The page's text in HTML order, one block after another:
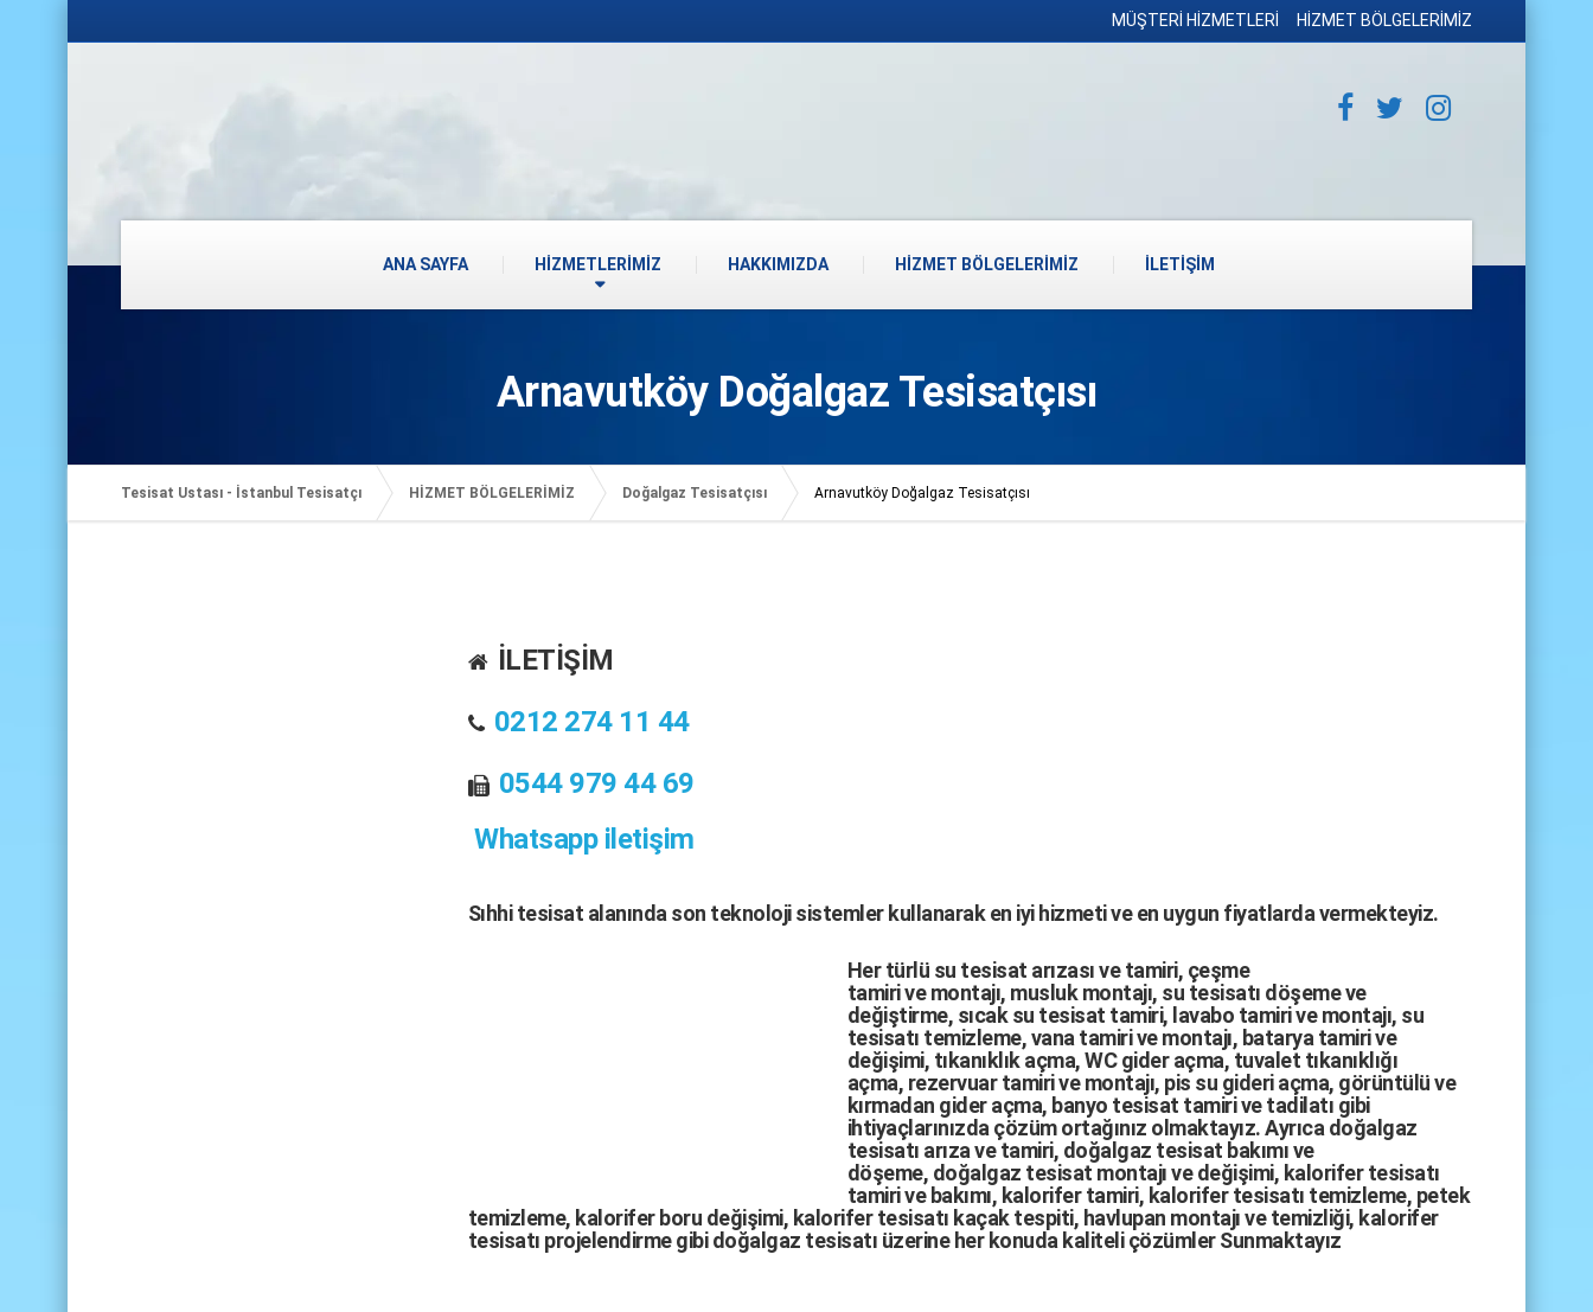
MÜŞTERİ HİZMETLERİ HİZMET BÖLGELERİMİZ
ANA SAYFA HİZMETLERİMİZ HAKKIMIZDA HİZMET BÖLGELERİMİZ İLETİŞİM
Arnavutköy Doğalgaz Tesisatçısı
Tesisat Ustası - İstanbul Tesisatçı HİZMET BÖLGELERİMİZ Doğalgaz Tesisatçısı Arnavutköy Doğalgaz Tesisatçısı
İLETİŞİM
0212 274 11 44
0544 979 44 69
Whatsapp iletişim
Sıhhi tesisat alanında son teknoloji sistemler kullanarak en iyi hizmeti ve en uygun fiyatlarda vermekteyiz.
Her türlü su tesisat arızasıve tamiri, çeşme
tamirivemontajı, musluk montajı, su tesisatı döşemeve
değiştirme, sıcak su tesisat tamiri, lavabo tamirivemontajı, su
tesisatı temizleme,vana tamirivemontajı, batarya tamirive
değişimi, tıkanıklık açma,WC gider açma, tuvalet tıkanıklığı
açma, rezervuar tamirive montajı, pis su gideri açma, görüntülü ve
kırmadan gider açma, banyo tesisat tamirivetadilatı gibi
ihtiyaçlarınızda çözüm ortağınız olmaktayız. Ayrıca doğalgaz
tesisatı arızave tamiri, doğalgaz tesisat bakımıve
döşeme, doğalgaz tesisat montajıve değişimi, kalorifer tesisatı
tamiri ve bakımı, kalorifer tamiri, kalorifer tesisatı temizleme, petek
temizleme, kalorifer boru değişimi, kalorifer tesisatı kaçak tespiti, havlupan montajı ve temizliği, kalorifer
tesisatı projelendirme gibi doğalgaz tesisatı üzerine her konuda kaliteli çözümler Sunmaktayız